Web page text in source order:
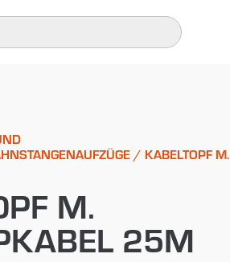
/ KABELTOPF M.
M.
25M